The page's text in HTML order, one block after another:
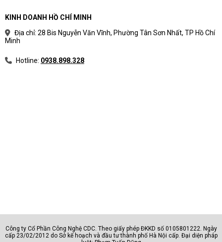
KINH DOANH HỒ CHÍ MINH
Địa chỉ: 28 Bis Nguyễn Văn Vĩnh, Phường Tân Sơn Nhất, TP Hồ Chí
Minh
Hotline: 0938.898.328
Công ty Cổ Phần Công Nghệ CDC. Theo giấy phép ĐKKD số 0105801222. Ngày
cấp 23/02/2012 do Sở kế hoạch và đầu tư thành phố Hà Nội cấp. Đại diện pháp